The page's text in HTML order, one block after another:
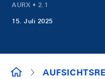
AURX • 2.1
15. Juli 2025
ERHEBUNGSMITTEL